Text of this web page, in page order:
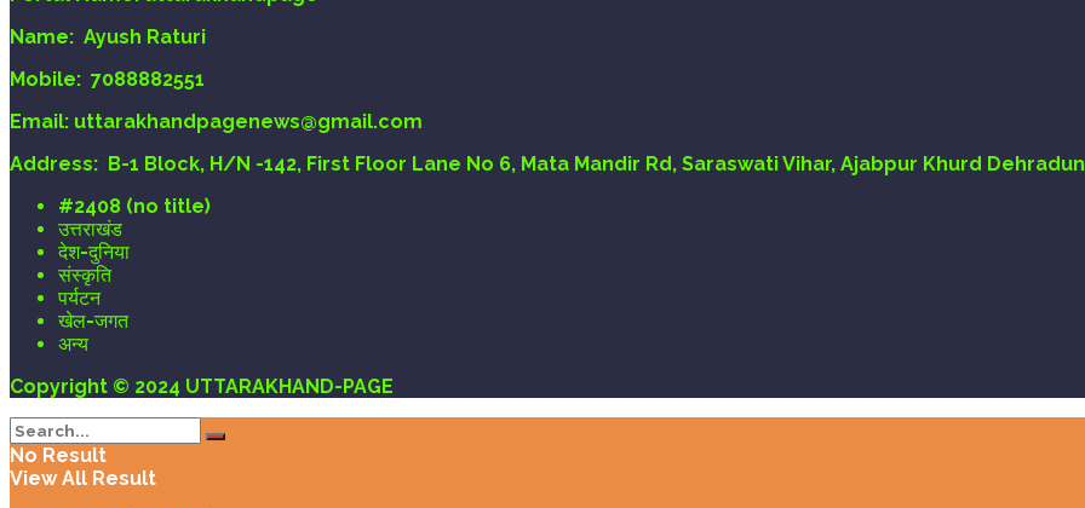
Name: Ayush Raturi
Mobile: 7088882551
Email: uttarakhandpagenews@gmail.com
Address: B-1 Block, H/N -142, First Floor Lane No 6, Mata Mandir Rd, Saraswati Vihar, Ajabpur Khurd
#2408 (no title)
उत्तराखंड
देश-दुनिया
संस्कृति
पर्यटन
खेल-जगत
अन्य
Copyright © 2024 UTTARAKHAND-PAGE
No Result
View All Result